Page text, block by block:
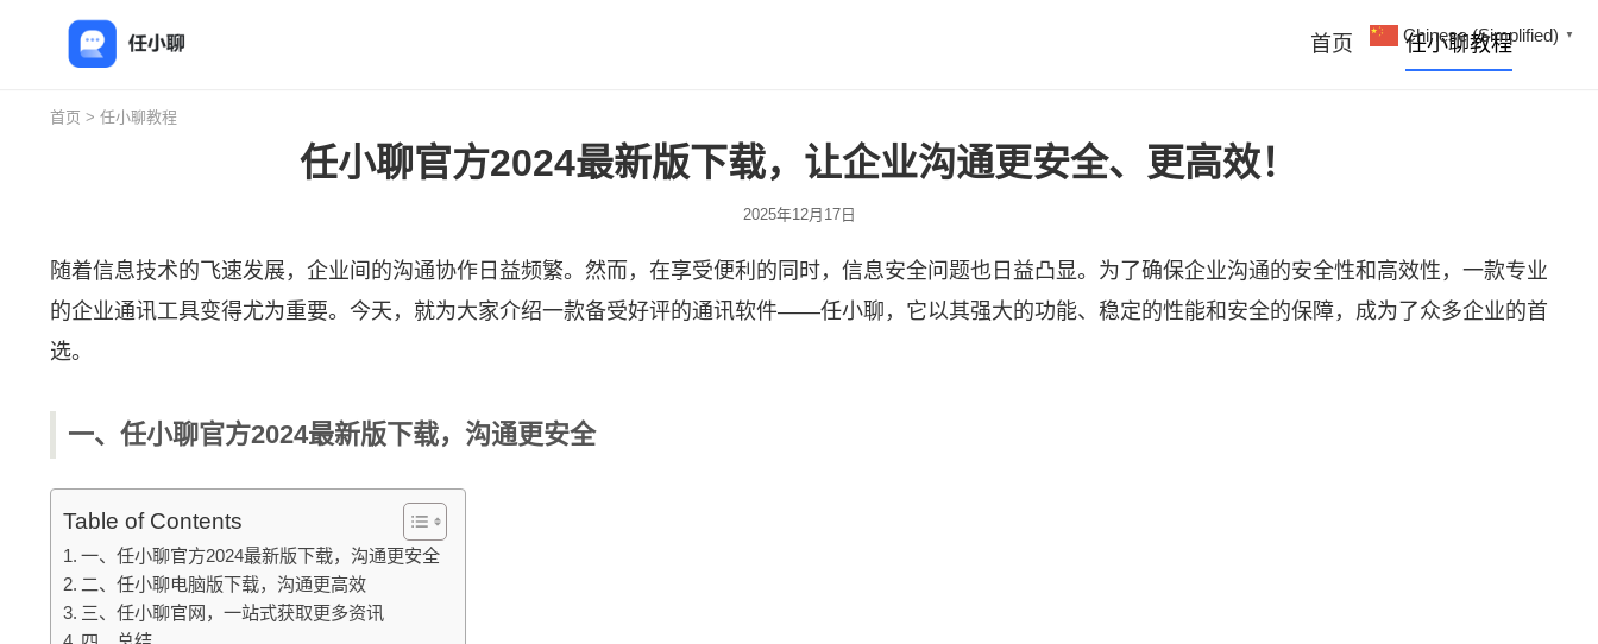
首页 任小聊教程
首页 > 任小聊教程
任小聊官方2024最新版下载，让企业沟通更安全、更高效！
2025年12月17日
随着信息技术的飞速发展，企业间的沟通协作日益频繁。然而，在享受便利的同时，信息安全问题也日益凸显。为了确保企业沟通的安全性和高效性，一款专业
的企业通讯工具变得尤为重要。今天，就为大家介绍一款备受好评的通讯软件——任小聊 ，它以其强大的功能、稳定的性能和安全的保障，成为了众多企业的首
选。
一、任小聊官方2024最新版下载，沟通更安全
Table of Contents
一、任小聊官方2024最新版下载，沟通更安全
二、任小聊电脑版下载，沟通更高效
三、任小聊官网，一站式获取更多资讯
Chinese (Simplified) ▼